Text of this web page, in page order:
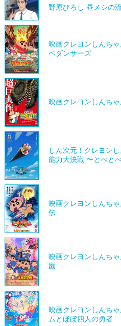
野原ひろし 昼メシの
映画クレヨンしんち
ベダンサーズ
映画クレヨンしんち
しん次元！クレヨン
能力大決戦 〜とべと
映画クレヨンしんち
伝
映画クレヨンしんち
園
映画クレヨンしんち
ムとほぼ四人の勇者